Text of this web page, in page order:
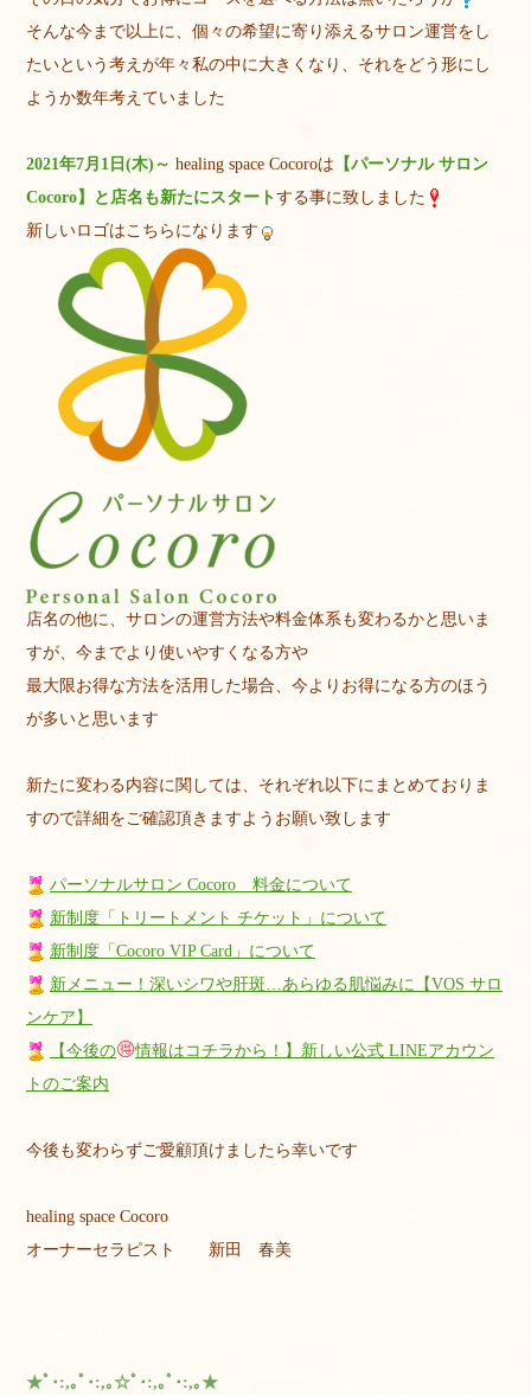
そんな今まで以上に、個々の希望に寄り添えるサロン運営をし
たいという考えが年々私の中に大きくなり、それをどう形にし
ようか数年考えていました
2021年7月1日(木)～ healing space Cocoroは 【パーソナル サロン
Cocoro】と店名も新たにスタートする事に致しました
新しいロゴはこちらになります
店名の他に、サロンの運営方法や料金体系も変わるかと思いま
すが、今までより使いやすくなる方や
最大限お得な方法を活用した場合、今よりお得になる方のほう
が多いと思います
新たに変わる内容に関しては、それぞれ以下にまとめておりま
すので詳細をご確認頂きますようお願い致します
パーソナルサロン Cocoro 料金について
新制度「トリートメント チケット」について
新制度「Cocoro VIP Card」について
新メニュー！深いシワや肝斑…あらゆる肌悩みに【VOS サロ
ンケア】
【今後の
情報はコチラから！】新しい公式 LINEアカウン
トのご案内
今後も変わらずご愛顧頂けましたら幸いです
healing space Cocoro
オーナーセラピスト 新田 春美
★ﾟ･:,｡ﾟ･:,｡☆ﾟ･:,｡ﾟ･:,｡★